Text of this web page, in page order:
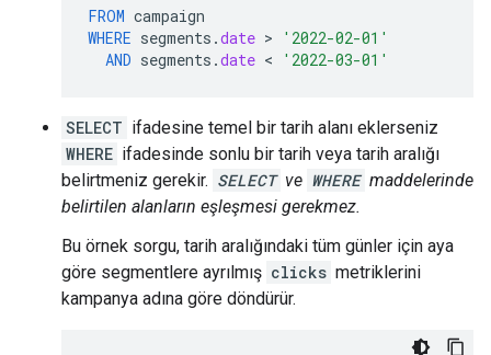
FROM campaign
WHERE segments .date >
'2022-02-01'
AND segments .date < '2022-03-01'
SELECT ifadesine temel bir tarih alanı eklerseniz
WHERE ifadesinde sonlu bir tarih veya tarih aralığı
belirtmeniz gerekir. SELECT ve WHERE maddelerinde
belirtilen alanların eşleşmesi gerekmez.
Bu örnek sorgu, tarih aralığındaki tüm günler için aya
göre segmentlere ayrılmış clicks metriklerini
kampanya adına göre döndürür.